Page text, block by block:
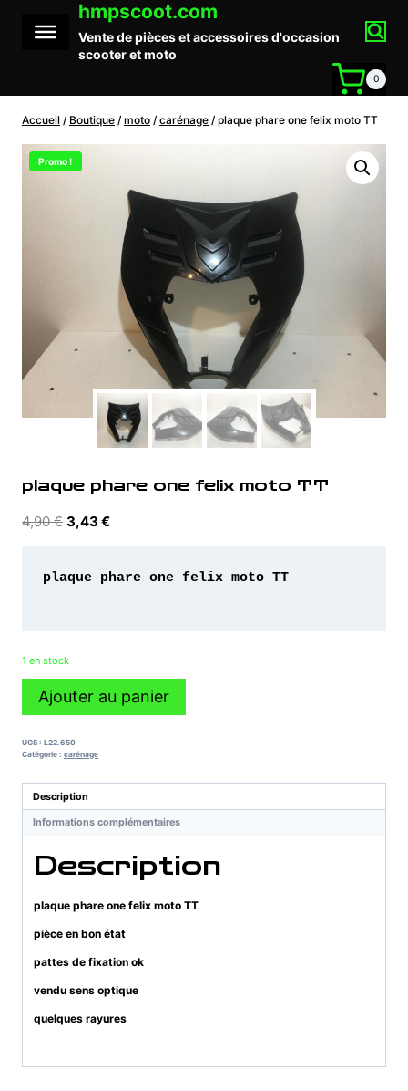
contenu
hmpscoot.com
Vente de pièces et accessoires d'occasion
scooter et moto
0
Accueil / Boutique / moto / carénage / plaque phare one felix moto TT
Promo !
plaque phare one felix moto TT
4,90€ Le
était :
3,43 €Le
est :
plaque phare one felix moto TT
1 en stock
quantité
phare
one
moto
TT
Ajouter au panier
UGS : L22.650
Catégorie : carénage
Description
Informations complémentaires
Description
plaque phare one felix moto TT
pièce en bon état
pattes de fixation ok
vendu sens optique
quelques rayures